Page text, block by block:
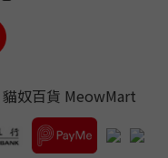
貓奴百貨 MeowMart